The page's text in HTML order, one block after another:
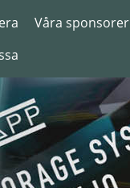
Våra sponsorer